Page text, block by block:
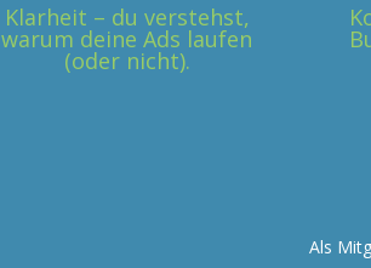
Klarheit – du verstehst,
warum deine Ads laufen
(oder nicht).
Als